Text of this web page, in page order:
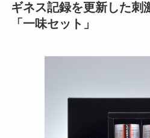
ギネス記録を更新した刺
「一味セット」